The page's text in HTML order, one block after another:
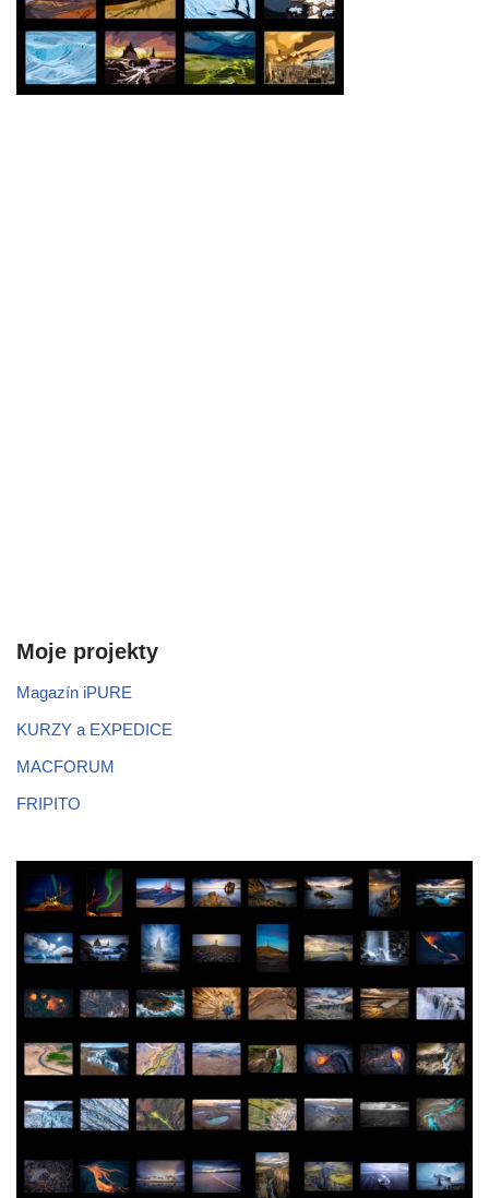
Moje projekty
Magazín iPURE
KURZY a EXPEDICE
MACFORUM
FRIPITO